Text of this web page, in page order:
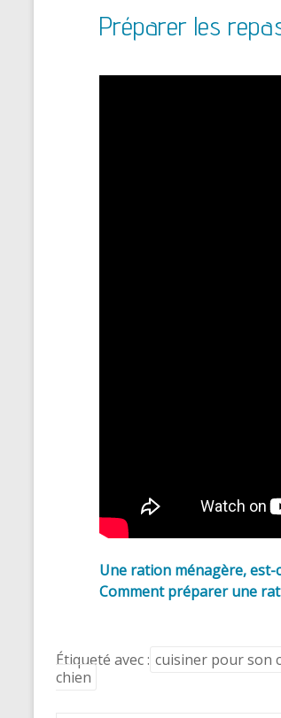
Préparer les
Une ration ménagère, est-
Comment préparer une
Étiqueté avec : cuisiner pour son
chien